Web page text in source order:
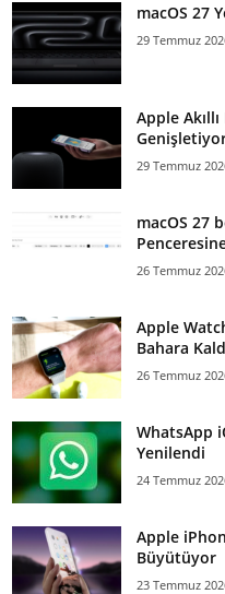
macOS 27
29 Temmuz
Apple
29 Temmuz
macOS 27
26 Temmuz
Apple
Bahara
26 Temmuz
WhatsApp
Yenilendi
24 Temmuz
Apple
Büyütüyor
23 Temmuz